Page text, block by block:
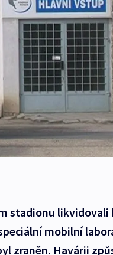
stadionu likvidovali
mobilní
zraněn. Havárii